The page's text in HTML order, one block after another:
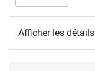
Afficher les détails